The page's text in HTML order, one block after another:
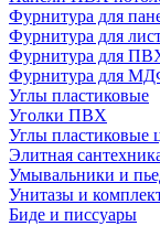
Фурнитура для
Фурнитура для
Фурнитура для
Фурнитура для
Углы пластиковые
Уголки ПВХ
Углы пластиковые
Элитная
Умывальники и
Унитазы и
Биде и писсуары